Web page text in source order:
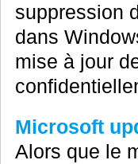
suppression
dans
mise à jour
Microsoft
Alors que le